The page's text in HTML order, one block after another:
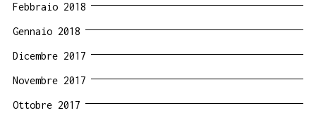
Febbraio 2018
Gennaio 2018
Dicembre 2017
Novembre 2017
Ottobre 2017